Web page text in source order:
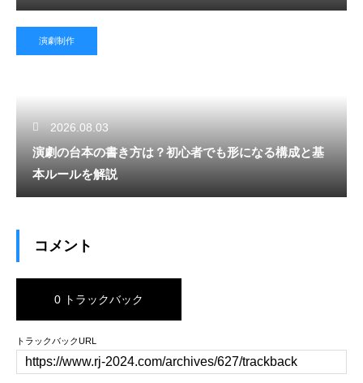
演劇制作
2026.08.03
演劇の台本の書き方は？初心者でも形になる構成と基
本ルールを解説
コメント
0 トラックバック
トラックバックURL